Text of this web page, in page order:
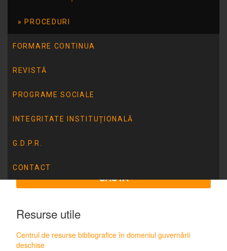
PROCEDURI
FORMARE CONTINUA
REVISTĂ
PROGRAME SOCIALE
INTEGRITATE INSTITUȚIONALĂ
G.D.P.R.
CONTACT
7 culori, o singură poveste
Resurse utile
Centrul de resurse bibliografice în domeniul guvernării
deschise